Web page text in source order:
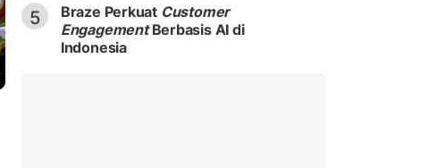
5 Braze Perkuat Customer
EngagementBerbasis AI di
Indonesia